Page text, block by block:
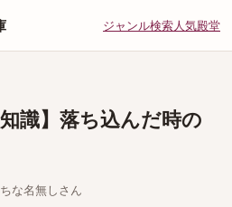
ジャンル検索人気殿堂
識】落ち込んだ時の
な名無しさん